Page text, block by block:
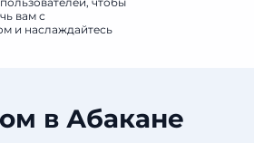
вам с
и наслаждайтесь
в Абакане